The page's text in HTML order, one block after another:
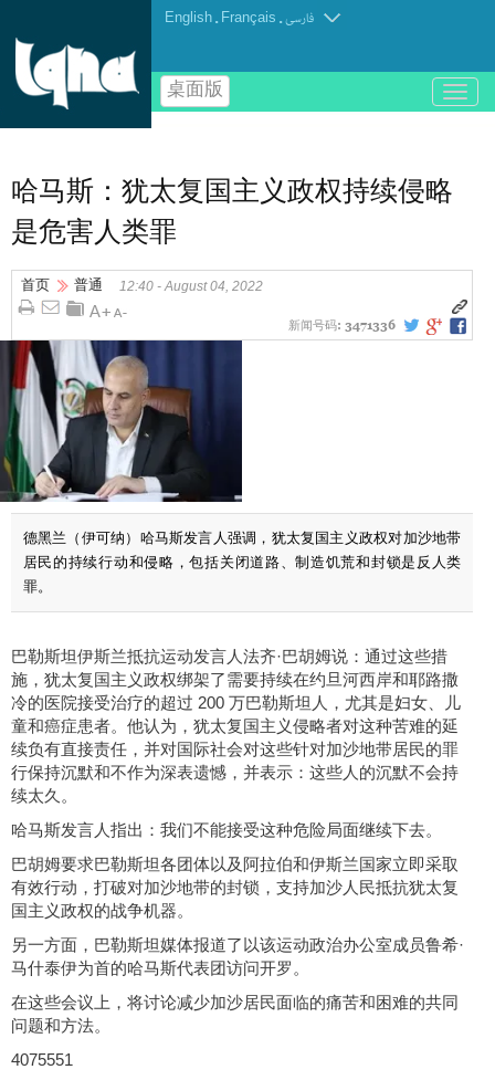
English . Français .فارسی
桌面版
باز
و
哈马斯：犹太复国主义政权持续侵略
是危害人类罪
首页 普通 12:40 - August 04, 2022
新闻号码: 3471336
德黑兰（伊可纳）哈马斯发言人强调，犹太复国主义政权对加沙地带
居民的持续行动和侵略，包括关闭道路、制造饥荒和封锁是反人类
罪。
巴勒斯坦伊斯兰抵抗运动发言人法齐·巴胡姆说：通过这些措
施，犹太复国主义政权绑架了需要持续在约旦河西岸和耶路撒
冷的医院接受治疗的超过 200 万巴勒斯坦人，尤其是妇女、儿
童和癌症患者。他认为，犹太复国主义侵略者对这种苦难的延
续负有直接责任，并对国际社会对这些针对加沙地带居民的罪
行保持沉默和不作为深表遗憾，并表示：这些人的沉默不会持
续太久。
哈马斯发言人指出：我们不能接受这种危险局面继续下去。
巴胡姆要求巴勒斯坦各团体以及阿拉伯和伊斯兰国家立即采取
有效行动，打破对加沙地带的封锁，支持加沙人民抵抗犹太复
国主义政权的战争机器。
另一方面，巴勒斯坦媒体报道了以该运动政治办公室成员鲁希·
马什泰伊为首的哈马斯代表团访问开罗。
在这些会议上，将讨论减少加沙居民面临的痛苦和困难的共同
问题和方法。
4075551